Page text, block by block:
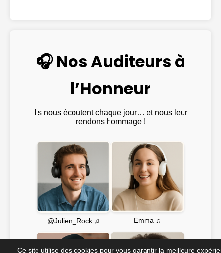
🎧 Nos Auditeurs à
l’Honneur
Ils nous écoutent chaque jour… et nous leur
rendons hommage !
@Julien_Rock ♫ Emma ♫
Ce site utilise des cookies pour vous garantir la meilleure